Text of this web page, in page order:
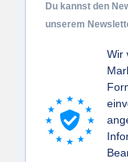
Du kannst den
unserem
Wir